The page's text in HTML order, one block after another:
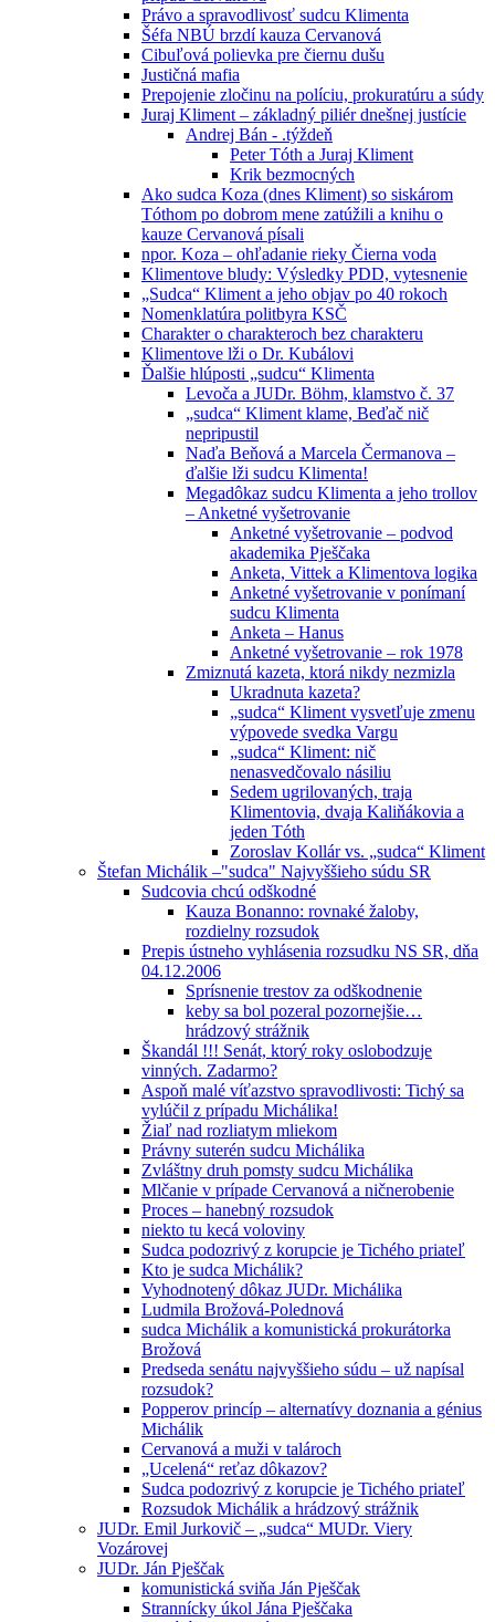
Právo a spravodlivosť sudcu Klimenta
Šéfa NBÚ brzdí kauza Cervanová
Cibuľová polievka pre čiernu dušu
Justičná mafia
Prepojenie zločinu na políciu, prokuratúru a súdy
Juraj Kliment – základný piliér dnešnej justície
Andrej Bán - .týždeň
Peter Tóth a Juraj Kliment
Krik bezmocných
Ako sudca Koza (dnes Kliment) so siskárom
Tóthom po dobrom mene zatúžili a knihu o
kauze Cervanová písali
npor. Koza – ohľadanie rieky Čierna voda
Klimentove bludy: Výsledky PDD, vytesnenie
„Sudca“ Kliment a jeho objav po 40 rokoch
Nomenklatúra politbyra KSČ
Charakter o charakteroch bez charakteru
Klimentove lži o Dr. Kubálovi
Ďalšie hlúposti „sudcu“ Klimenta
Levoča a JUDr. Böhm, klamstvo č. 37
„sudca“ Kliment klame, Beďač nič
nepripustil
Naďa Beňová a Marcela Čermanova –
ďalšie lži sudcu Klimenta!
Megadôkaz sudcu Klimenta a jeho trollov
– Anketné vyšetrovanie
Anketné vyšetrovanie – podvod
akademika Pješčaka
Anketa, Vittek a Klimentova logika
Anketné vyšetrovanie v ponímaní
sudcu Klimenta
Anketa – Hanus
Anketné vyšetrovanie – rok 1978
Zmiznutá kazeta, ktorá nikdy nezmizla
Ukradnuta kazeta?
„sudca“ Kliment vysvetľuje zmenu
výpovede svedka Vargu
„sudca“ Kliment: nič
nenasvedčovalo násiliu
Sedem ugrilovaných, traja
Klimentovia, dvaja Kaliňákovia a
jeden Tóth
Zoroslav Kollár vs. „sudca“ Kliment
Štefan Michálik –"sudca" Najvyššieho súdu SR
Sudcovia chcú odškodné
Kauza Bonanno: rovnaké žaloby,
rozdielny rozsudok
Prepis ústneho vyhlásenia rozsudku NS SR, dňa
04.12.2006
Sprísnenie trestov za odškodnenie
keby sa bol pozeral pozornejšie…
hrádzový strážnik
Škandál !!! Senát, ktorý roky oslobodzuje
vinných. Zadarmo?
Aspoň malé víťazstvo spravodlivosti: Tichý sa
vylúčil z prípadu Michálika!
Žiaľ nad rozliatym mliekom
Právny suterén sudcu Michálika
Zvláštny druh pomsty sudcu Michálika
Mlčanie v prípade Cervanová a ničnerobenie
Proces – hanebný rozsudok
niekto tu kecá voloviny
Sudca podozrivý z korupcie je Tichého priateľ
Kto je sudca Michálik?
Vyhodnotený dôkaz JUDr. Michálika
Ludmila Brožová-Polednová
sudca Michálik a komunistická prokurátorka
Brožová
Predseda senátu najvyššieho súdu – už napísal
rozsudok?
Popperov princíp – alternatívy doznania a génius
Michálik
Cervanová a muži v talároch
„Ucelená“ reťaz dôkazov?
Sudca podozrivý z korupcie je Tichého priateľ
Rozsudok Michálik a hrádzový strážnik
JUDr. Emil Jurkovič – „sudca“ MUDr. Viery
Vozárovej
JUDr. Ján Pješčak
komunistická sviňa Ján Pješčak
Strannícky úkol Jána Pješčaka